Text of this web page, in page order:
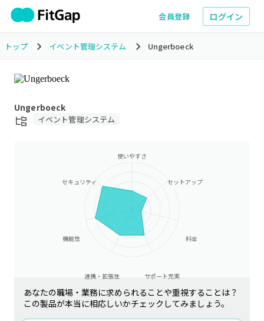
会員登録 ログイン
トップ イベント管理システム Ungerboeck
Ungerboeck
イベント管理システム
使いやすさ
セットアップ
料金
サポート充実
連携・拡張性
機能性
セキュリティ
あなたの職場・業務に求められることや重視することは？
この製品が本当に相応しいかチェックしてみましょう。